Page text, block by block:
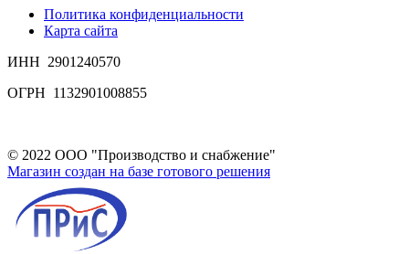
Политика конфиденциальности
Карта сайта
ИНН 2901240570
ОГРН 1132901008855
© 2022 ООО "Производство и снабжение"
Магазин создан на базе готового решения